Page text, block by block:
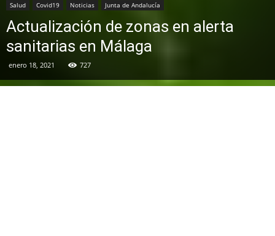
Salud Covid19 Noticias Junta de Andalucía
Actualización de zonas en alerta
sanitarias en Málaga
enero 18, 2021 727